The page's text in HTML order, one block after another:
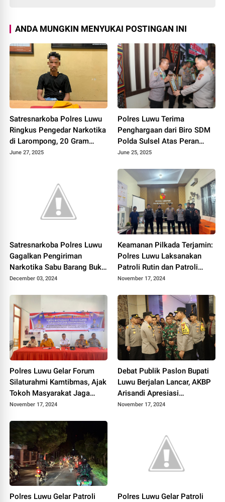
ANDA MUNGKIN MENYUKAI POSTINGAN INI
Satresnarkoba Polres Luwu
Ringkus Pengedar Narkotika
di Larompong, 20 Gram
Shabu Diamankan
June 27, 2025
Polres Luwu Terima
Penghargaan dari Biro SDM
Polda Sulsel Atas Peran
Aktif dalam Assessment
June 25, 2025
Satresnarkoba Polres Luwu
Gagalkan Pengiriman
Narkotika Sabu Barang Bukti
40 Gram, Terungkap
December 03, 2024
Keamanan Pilkada Terjamin:
Polres Luwu Laksanakan
Patroli Rutin dan Patroli
Dialogis
November 17, 2024
Polres Luwu Gelar Forum
Silaturahmi Kamtibmas, Ajak
Tokoh Masyarakat Jaga
Keamanan Jelang Pilkada
November 17, 2024
Debat Publik Paslon Bupati
Luwu Berjalan Lancar, AKBP
Arisandi Apresiasi
Partisipasi Masyarakat
November 17, 2024
Polres Luwu Gelar Patroli
Polres Luwu Gelar Patroli